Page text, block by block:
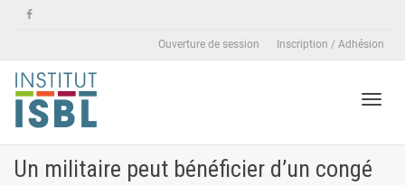
Ouverture de session Inscription / Adhésion
Un militaire peut bénéficier d’un congé